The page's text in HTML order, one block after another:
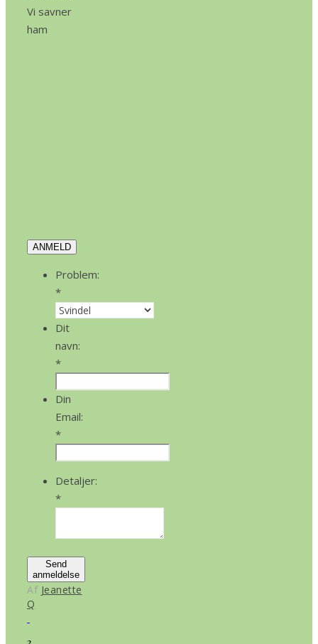
Vi savner
ham
ANMELD
Problem:
*
Dit
navn:
*
Din
Email:
*
Detaljer:
*
Send
anmeldelse
Af Jeanette
Q